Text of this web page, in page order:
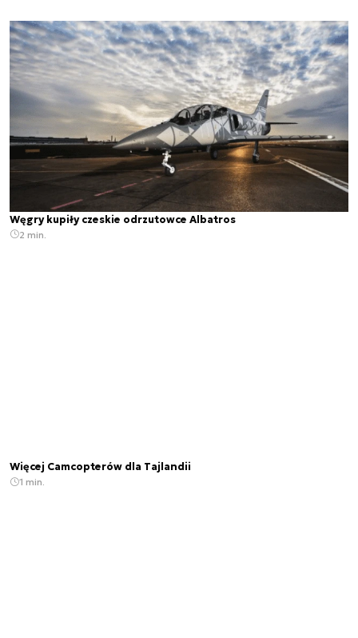
Węgry kupiły czeskie odrzutowce Albatros
2 min.
Więcej Camcopterów dla Tajlandii
1 min.